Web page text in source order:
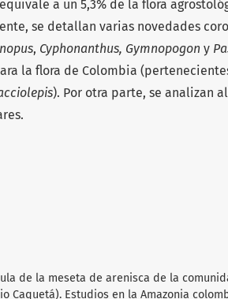
a un 5,3% de la flora
se detallan varias novedades
, Cyphonanthus, Gymnopogon y
la flora de Colombia
). Por otra parte, se analizan
de la meseta de arenisca de la
Caquetá). Estudios en la Amazonia